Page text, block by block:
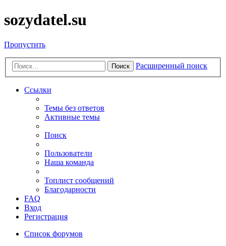
sozydatel.su
Пропустить
Поиск Расширенный поиск
Ссылки
Темы без ответов
Активные темы
Поиск
Пользователи
Наша команда
Топлист сообщений
Благодарности
FAQ
Вход
Регистрация
Список форумов